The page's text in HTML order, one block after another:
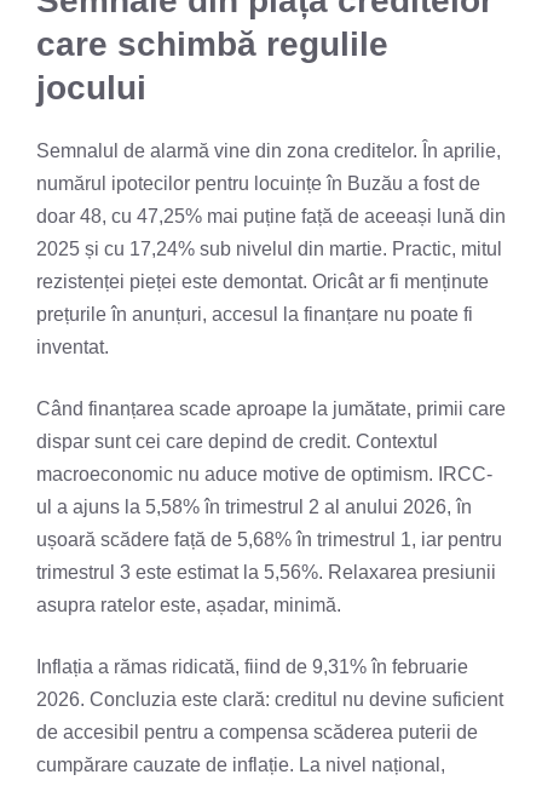
care schimbă regulile
jocului
Semnalul de alarmă vine din zona creditelor. În aprilie,
numărul ipotecilor pentru locuințe în Buzău a fost de
doar 48, cu 47,25% mai puține față de aceeași lună din
2025 și cu 17,24% sub nivelul din martie. Practic, mitul
rezistenței pieței este demontat. Oricât ar fi menținute
prețurile în anunțuri, accesul la finanțare nu poate fi
inventat.
Când finanțarea scade aproape la jumătate, primii care
dispar sunt cei care depind de credit. Contextul
macroeconomic nu aduce motive de optimism. IRCC-
ul a ajuns la 5,58% în trimestrul 2 al anului 2026, în
ușoară scădere față de 5,68% în trimestrul 1, iar pentru
trimestrul 3 este estimat la 5,56%. Relaxarea presiunii
asupra ratelor este, așadar, minimă.
Inflația a rămas ridicată, fiind de 9,31% în februarie
2026. Concluzia este clară: creditul nu devine suficient
de accesibil pentru a compensa scăderea puterii de
cumpărare cauzate de inflație. La nivel național,